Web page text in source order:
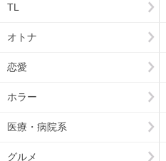
TL
オトナ
恋愛
ホラー
医療・病院系
グルメ